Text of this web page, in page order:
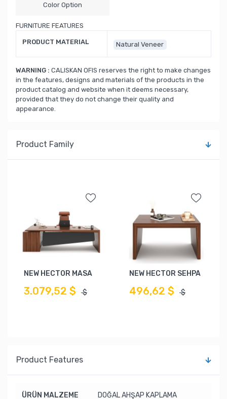
Color Option
FURNITURE FEATURES
PRODUCT MATERIAL Natural Veneer
WARNING : CALISKAN OFIS reserves the right to make changes
in the features, designs and materials of the products in the
product catalog and website when it deems necessary,
provided that they do not change their quality and
appearance.
Product Family
NEW HECTOR MASA
3.079,52 $ $
NEW HECTOR SEHPA
496,62 $ $
Product Features
ÜRÜN MALZEME DOĞAL AHŞAP KAPLAMA